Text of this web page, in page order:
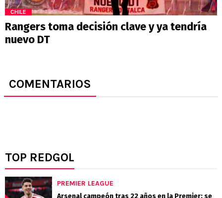
CHILE
Rangers toma decisión clave y ya tendría
nuevo DT
COMENTARIOS
TOP REDGOL
PREMIER LEAGUE
Arsenal campeón tras 22 años en la Premier: se